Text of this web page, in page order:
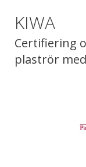
KIWA
Certifiering
plaströr